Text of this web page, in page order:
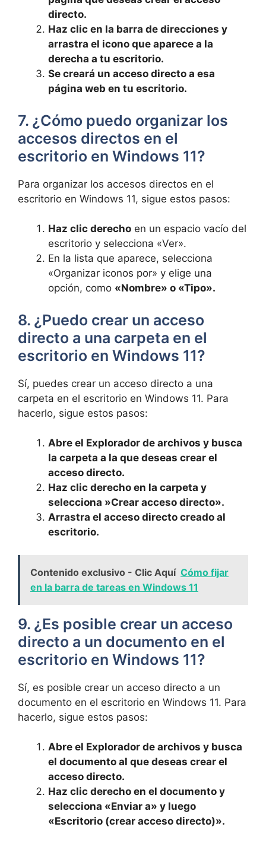
directo.
Haz clic en la barra de ⁤direcciones y
arrastra ‌el icono que aparece a la
derecha a⁣ tu ‌escritorio.
Se creará un acceso directo a esa
página web en tu escritorio.
7. ¿Cómo puedo organizar ‌los
accesos‍ directos en el
escritorio en⁢ Windows 11?
Para ​organizar los⁢ accesos directos en el
escritorio en Windows 11, sigue estos pasos:
Haz clic derecho ⁤en un espacio ​vacío del
escritorio ‌y selecciona «Ver».
En la lista que ‌aparece, selecciona
«Organizar iconos por» y elige una
opción, como «Nombre» o «Tipo».
8. ¿Puedo crear un acceso
directo a una carpeta en el
escritorio en Windows 11?
Sí, puedes crear ​un acceso directo a una
carpeta ⁤en el escritorio en‌ Windows 11. Para
hacerlo, sigue estos pasos:
Abre ‌el Explorador de⁣ archivos y busca
la ‌carpeta a⁤ la que deseas crear el
acceso ⁢directo.
Haz clic derecho en la carpeta y
selecciona ⁣»Crear acceso ⁢directo».
Arrastra el acceso directo creado al
escritorio.
Contenido exclusivo - Clic Aquí Cómo fijar
en la barra de tareas en Windows 11
9. ¿Es posible crear un acceso
directo a⁤ un documento en el
escritorio en⁣ Windows 11?
Sí, es ⁢posible ‌crear⁣ un⁣ acceso directo a un
documento en el escritorio en Windows 11. Para‍
hacerlo, sigue estos pasos:
Abre el Explorador de archivos y busca
⁤el documento⁤ al ‍que deseas crear el
⁣acceso directo.
Haz clic⁣ derecho en⁢ el documento y
selecciona «Enviar a» y luego
«Escritorio (crear acceso directo)».